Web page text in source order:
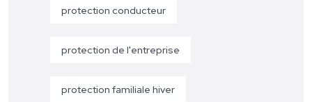
protection conducteur
protection de l'entreprise
protection familiale hiver